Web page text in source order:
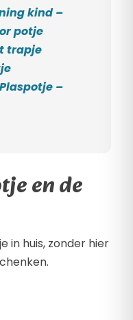
kind –
potje
trapje
–
en de
in huis, zonder hier